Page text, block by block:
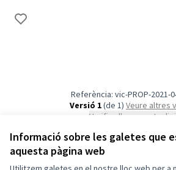
Informació sobre les galetes que
aquesta pàgina web
Referència: vic-PROP-2021-
Versió 1(de 1)
veure altres
Verifica l'empremta
Termes i condicions d'ús
Configuració de les galetes